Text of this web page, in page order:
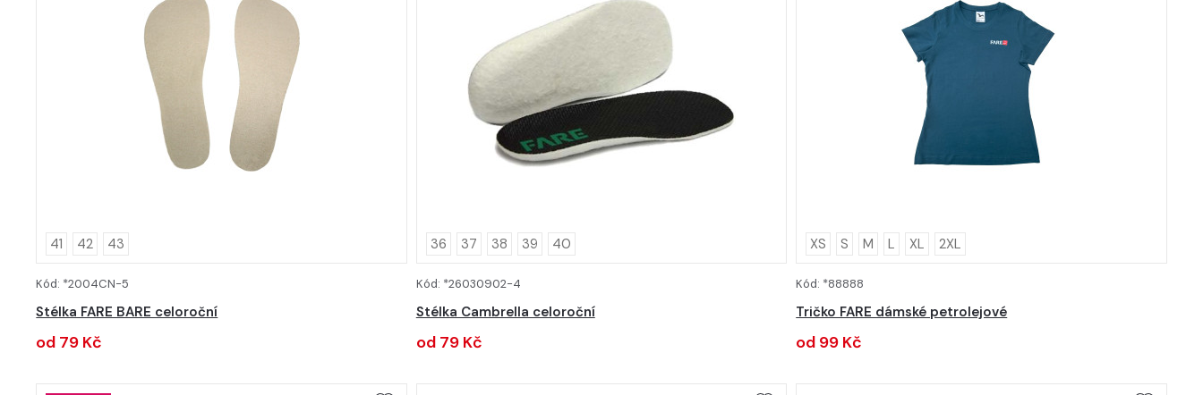
41 42 43
Kód: *2004CN-5
Stélka FARE BARE celoroční
od 79 Kč
36 37 38 39 40
Kód: *26030902-4
Stélka Cambrella celoroční
od 79 Kč
XS S M L XL 2XL
Kód: *88888
Tričko FARE dámské petrolejové
od 99 Kč